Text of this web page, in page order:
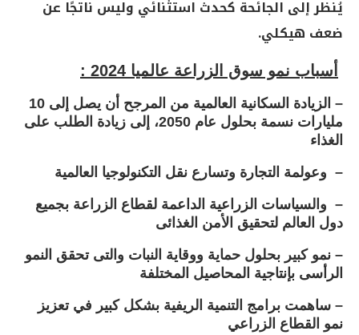
يُنظر إلى الجائحة كحدث استثنائي وليس ناتجًا عن
ضعف هيكلي.
أسباب نمو سوق الزراعة عالميا 2024 :
– الزيادة السكانية العالمية من المرجح أن يصل إلى 10
مليارات نسمة بحلول عام 2050، إلى زيادة الطلب على
الغذاء
– وعولمة التجارة وتسارع نقل التكنولوجيا العالمية
– والسياسات الزراعية الداعمة لقطاع الزراعة بجميع
دول العالم لتحقيق الأمن الغذائى
– نمو كبير بحلول حماية ووقاية النبات والتى تحقق النمو
الرأسى بإنتاجية المحاصيل المختلفة
– ساهمت برامج التنمية الريفية بشكل كبير في تعزيز
نمو القطاع الزراعي